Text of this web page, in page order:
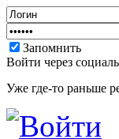
Запомнить
Войти через
Уже где-то раньше